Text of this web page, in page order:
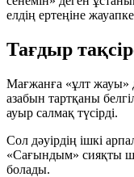
елдің ертеңіне
Тағдыр
Мағжанға «ұлт жауы»
азабын тартқаны
ауыр салмақ түсірді.
Сол дәуірдің ішкі
«Сағындым» сияқты
болады.